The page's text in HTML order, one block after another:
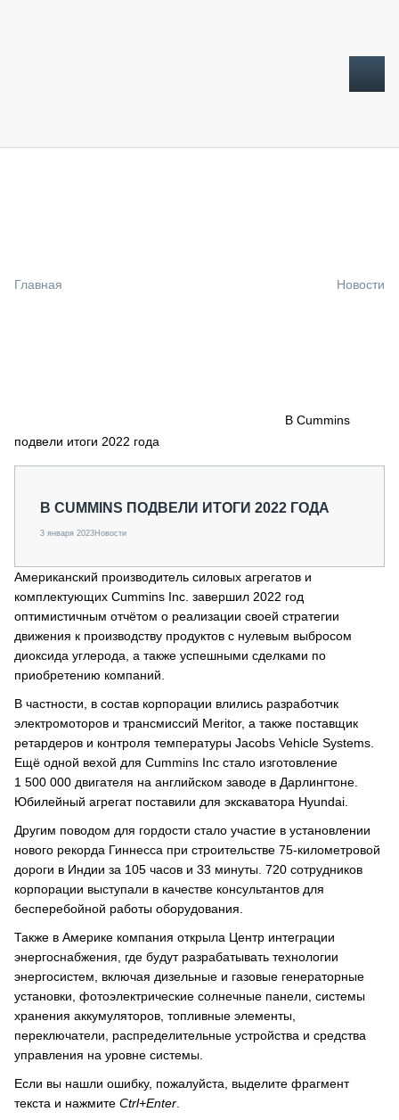
СПЕЦПРОЕКТЫ
О ПРОЕКТЕ
Главная Новости
В Cummins
подвели итоги 2022 года
В CUMMINS ПОДВЕЛИ ИТОГИ 2022 ГОДА
3 января 2023Новости
Американский производитель силовых агрегатов и
комплектующих Cummins Inc. завершил 2022 год
оптимистичным отчётом о реализации своей стратегии
движения к производству продуктов с нулевым выбросом
диоксида углерода, а также успешными сделками по
приобретению компаний.
В частности, в состав корпорации влились разработчик
электромоторов и трансмиссий Meritor, а также поставщик
ретардеров и контроля температуры Jacobs Vehicle Systems.
Ещё одной вехой для Cummins Inc стало изготовление
1 500 000 двигателя на английском заводе в Дарлингтоне.
Юбилейный агрегат поставили для экскаватора Hyundai.
Другим поводом для гордости стало участие в установлении
нового рекорда Гиннесса при строительстве 75-километровой
дороги в Индии за 105 часов и 33 минуты. 720 сотрудников
корпорации выступали в качестве консультантов для
бесперебойной работы оборудования.
Также в Америке компания открыла Центр интеграции
энергоснабжения, где будут разрабатывать технологии
энергосистем, включая дизельные и газовые генераторные
установки, фотоэлектрические солнечные панели, системы
хранения аккумуляторов, топливные элементы,
переключатели, распределительные устройства и средства
управления на уровне системы.
Если вы нашли ошибку, пожалуйста, выделите фрагмент
текста и нажмите Ctrl+Enter